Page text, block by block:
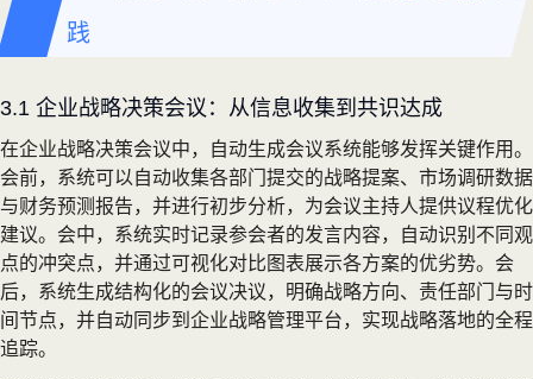
践
3.1 企业战略决策会议：从信息收集到共识达成
在企业战略决策会议中，自动生成会议系统能够发挥关键作用。
会前，系统可以自动收集各部门提交的战略提案、市场调研数据
与财务预测报告，并进行初步分析，为会议主持人提供议程优化
建议。会中，系统实时记录参会者的发言内容，自动识别不同观
点的冲突点，并通过可视化对比图表展示各方案的优劣势。会
后，系统生成结构化的会议决议，明确战略方向、责任部门与时
间节点，并自动同步到企业战略管理平台，实现战略落地的全程
追踪。